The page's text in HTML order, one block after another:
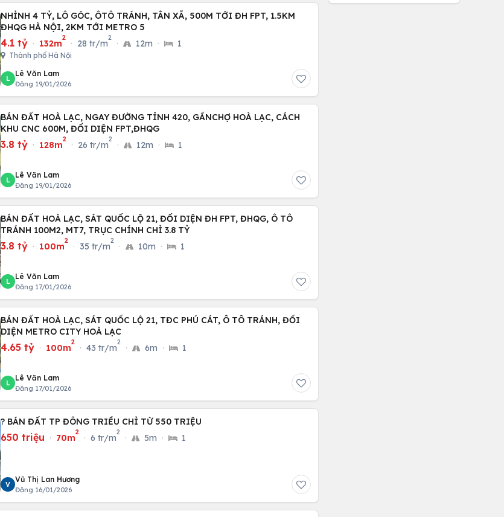
NHỈNH 4 TỶ, LÔ GÓC, ÔTÔ TRÁNH, TÂN XÃ, 500M TỚI ĐH FPT, 1.5KM
ĐHQG HÀ NỘI, 2KM TỚI METRO 5
4.1 tỷ · 132m
2
· 28 tr/m
2
· 12m · 1
Thành phố Hà Nội
L
Lê Văn Lam
Đăng 19/01/2026
BÁN ĐẤT HOÀ LẠC, NGAY ĐƯỜNG TỈNH 420, GẦNCHỢ HOÀ LẠC, CÁCH
KHU CNC 600M, ĐỐI DIỆN FPT,ĐHQG
3.8 tỷ · 128m
2
· 26 tr/m
2
· 12m · 1
L
Lê Văn Lam
Đăng 19/01/2026
BÁN ĐẤT HOÀ LẠC, SÁT QUỐC LỘ 21, ĐỐI DIỆN ĐH FPT, ĐHQG, Ô TÔ
TRÁNH 100M2, MT7, TRỤC CHÍNH CHỈ 3.8 TỶ
3.8 tỷ · 100m
2
· 35 tr/m
2
· 10m · 1
L
Lê Văn Lam
Đăng 17/01/2026
BÁN ĐẤT HOÀ LẠC, SÁT QUỐC LỘ 21, TĐC PHÚ CÁT, Ô TÔ TRÁNH, ĐỐI
DIỆN METRO CITY HOÀ LẠC
4.65 tỷ · 100m
2
· 43 tr/m
2
· 6m · 1
L
Lê Văn Lam
Đăng 17/01/2026
? BÁN ĐẤT TP ĐÔNG TRIỀU CHỈ TỪ 550 TRIỆU
650 triệu · 70m
2
· 6 tr/m
2
· 5m · 1
V
Vũ Thị Lan Hương
Đăng 16/01/2026